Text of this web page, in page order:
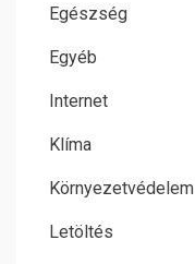
Egészség
Egyéb
Internet
Klíma
Környezetvédelem
Letöltés